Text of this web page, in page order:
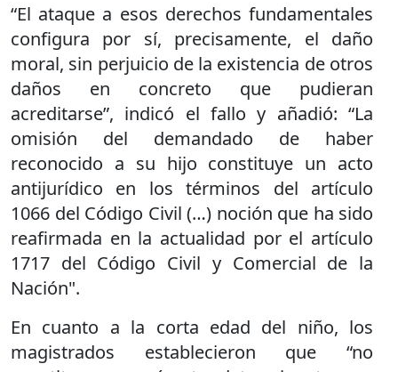
“El ataque a esos derechos fundamentales
configura por sí, precisamente, el daño
moral, sin perjuicio de la existencia de otros
daños en concreto que pudieran
acreditarse”, indicó el fallo y añadió: “La
omisión del demandado de haber
reconocido a su hijo constituye un acto
antijurídico en los términos del artículo
1066 del Código Civil (…) noción que ha sido
reafirmada en la actualidad por el artículo
1717 del Código Civil y Comercial de la
Nación".
En cuanto a la corta edad del niño, los
magistrados establecieron que “no